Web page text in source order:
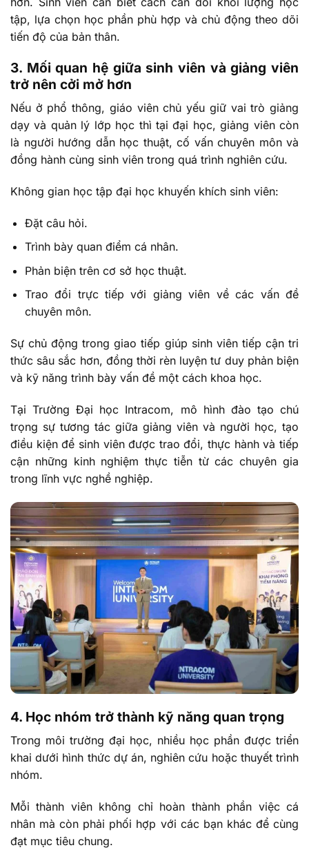
tập, lựa chọn học phần phù hợp và chủ động theo dõi
tiến độ của bản thân.
3. Mối quan hệ giữa sinh viên và giảng viên
trở nên cởi mở hơn
Nếu ở phổ thông, giáo viên chủ yếu giữ vai trò giảng
dạy và quản lý lớp học thì tại đại học, giảng viên còn
là người hướng dẫn học thuật, cố vấn chuyên môn và
đồng hành cùng sinh viên trong quá trình nghiên cứu.
Không gian học tập đại học khuyến khích sinh viên:
Đặt câu hỏi.
Trình bày quan điểm cá nhân.
Phản biện trên cơ sở học thuật.
Trao đổi trực tiếp với giảng viên về các vấn đề
chuyên môn.
Sự chủ động trong giao tiếp giúp sinh viên tiếp cận tri
thức sâu sắc hơn, đồng thời rèn luyện tư duy phản biện
và kỹ năng trình bày vấn đề một cách khoa học.
Tại Trường Đại học Intracom, mô hình đào tạo chú
trọng sự tương tác giữa giảng viên và người học, tạo
điều kiện để sinh viên được trao đổi, thực hành và tiếp
cận những kinh nghiệm thực tiễn từ các chuyên gia
trong lĩnh vực nghề nghiệp.
4. Học nhóm trở thành kỹ năng quan trọng
Trong môi trường đại học, nhiều học phần được triển
khai dưới hình thức dự án, nghiên cứu hoặc thuyết trình
nhóm.
Mỗi thành viên không chỉ hoàn thành phần việc cá
nhân mà còn phải phối hợp với các bạn khác để cùng
đạt mục tiêu chung.